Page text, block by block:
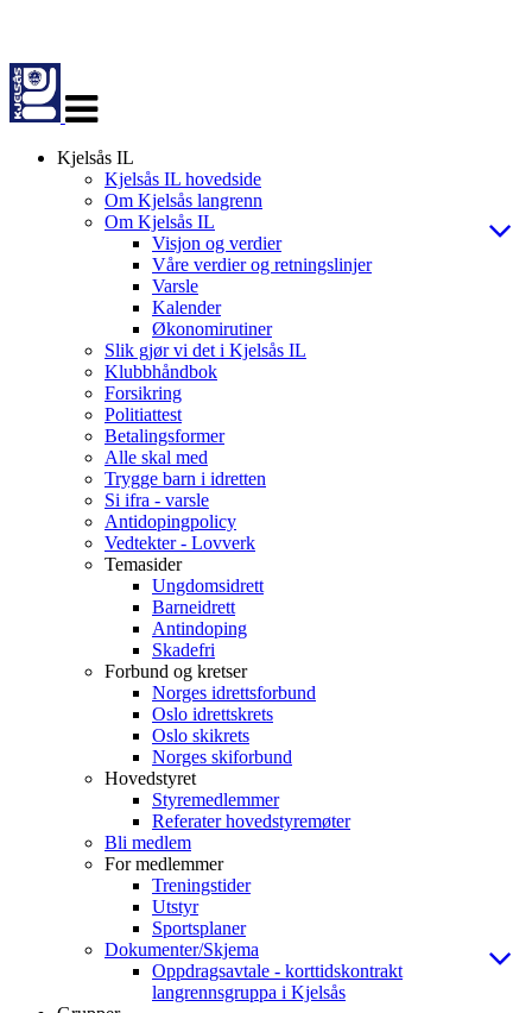
navigasjon
Kjelsås IL
Kjelsås IL hovedside
Om Kjelsås langrenn
Om Kjelsås IL
Visjon og verdier
Våre verdier og retningslinjer
Varsle
Kalender
Økonomirutiner
Slik gjør vi det i Kjelsås IL
Klubbhåndbok
Forsikring
Politiattest
Betalingsformer
Alle skal med
Trygge barn i idretten
Si ifra - varsle
Antidopingpolicy
Vedtekter - Lovverk
Temasider
Ungdomsidrett
Barneidrett
Antindoping
Skadefri
Forbund og kretser
Norges idrettsforbund
Oslo idrettskrets
Oslo skikrets
Norges skiforbund
Hovedstyret
Styremedlemmer
Referater hovedstyremøter
Bli medlem
For medlemmer
Treningstider
Utstyr
Sportsplaner
Dokumenter/Skjema
Oppdragsavtale - korttidskontrakt
langrennsgruppa i Kjelsås